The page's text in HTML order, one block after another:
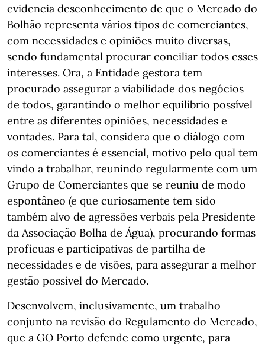
evidencia desconhecimento de que o Mercado do
Bolhão representa vários tipos de comerciantes,
com necessidades e opiniões muito diversas,
sendo fundamental procurar conciliar todos esses
interesses. Ora, a Entidade gestora tem
procurado assegurar a viabilidade dos negócios
de todos, garantindo o melhor equilíbrio possível
entre as diferentes opiniões, necessidades e
vontades. Para tal, considera que o diálogo com
os comerciantes é essencial, motivo pelo qual tem
vindo a trabalhar, reunindo regularmente com um
Grupo de Comerciantes que se reuniu de modo
espontâneo (e que curiosamente tem sido
também alvo de agressões verbais pela Presidente
da Associação Bolha de Água), procurando formas
profícuas e participativas de partilha de
necessidades e de visões, para assegurar a melhor
gestão possível do Mercado.
Desenvolvem, inclusivamente, um trabalho
conjunto na revisão do Regulamento do Mercado,
que a GO Porto defende como urgente, para